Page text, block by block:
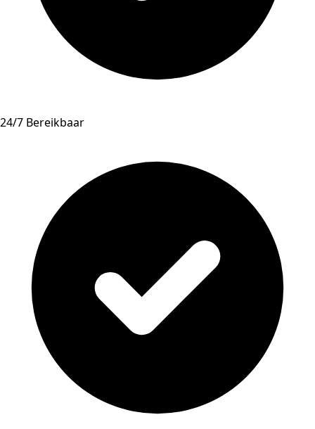
24/7 Bereikbaar